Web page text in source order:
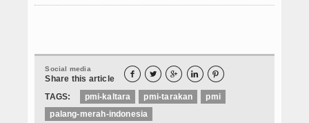
Social media
Share this article     
TAGS: pmi-kaltara pmi-tarakan
pmi
palang-merah-indonesia